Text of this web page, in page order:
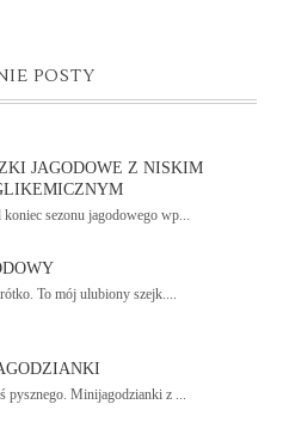
POSTY
JAGODOWE Z NISKIM
sezonu jagodowego wp...
To mój ulubiony szejk....
pysznego. Minijagodzianki z ...